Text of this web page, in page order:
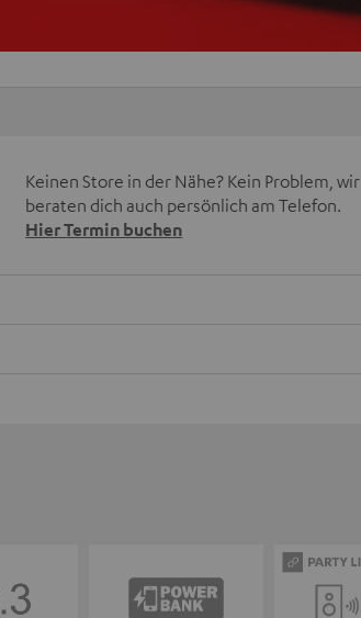
Keinen Store in der Nähe? Kein Problem, wir
beraten dich auch persönlich am Telefon.
Hier Termin buchen